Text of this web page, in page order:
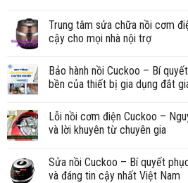
Trung tâm sửa chữa nồi cơm
cậy cho mọi nhà nội trợ
Bảo hành nồi Cuckoo – Bí
bền của thiết bị gia dụng đắt
Lỗi nồi cơm điện Cuckoo –
và lời khuyên từ chuyên gia
Sửa nồi Cuckoo – Bí quyết
và đáng tin cậy nhất Việt Nam